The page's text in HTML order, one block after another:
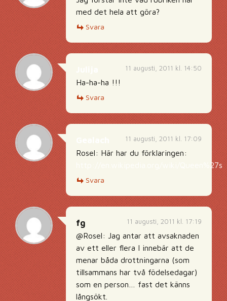
med det hela att göra?
Svara
11 augusti, 2011 kl. 14:50
Ha-ha-ha !!!
Svara
11 augusti, 2011 kl. 17:09
Rosel: Här har du förklaringen:
http://en.wikipedia.org/wiki/
Svara
11 augusti, 2011 kl. 17:19
fg
@Rosel: Jag antar att avsaknaden
av ett eller flera I innebär att de
menar båda drottningarna (som
tillsammans har två födelsedagar)
som en person… fast det känns
långsökt.